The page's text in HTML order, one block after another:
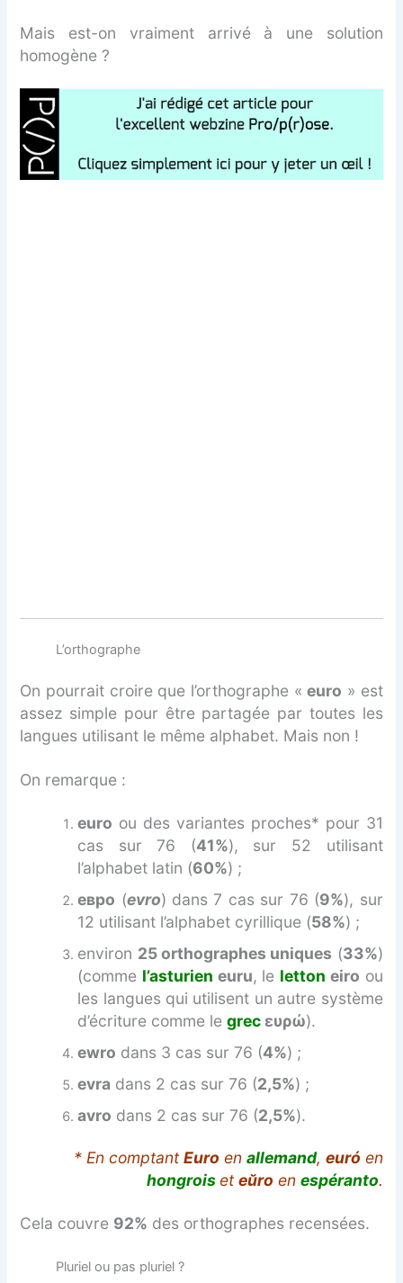
Mais est-on vraiment arrivé à une solution
homogène ?
L’orthographe
On pourrait croire que l’orthographe «euro » est
assez simple pour être partagée par toutes les
langues utilisant le même alphabet. Mais non !
On remarque :
euro ou des variantes proches* pour 31
cas sur 76 (41%), sur 52 utilisant
l’alphabet latin (60%) ;
евро (evro) dans 7 cas sur 76 (9%), sur
12 utilisant l’alphabet cyrillique (58%) ;
environ 25 orthographes uniques (33%)
(comme l’asturien euru, le letton eiro ou
les langues qui utilisent un autre système
d’écriture comme legrecευρώ).
ewro dans 3 cas sur 76 (4%) ;
evra dans 2 cas sur 76 (2,5%) ;
avro dans 2 cas sur 76 (2,5%).
* En comptantEuro en allemand, euró en
hongrois eteŭro en espéranto.
Cela couvre 92% des orthographes recensées.
Pluriel ou pas pluriel ?